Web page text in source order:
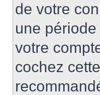
de votre
une
votre
cochez